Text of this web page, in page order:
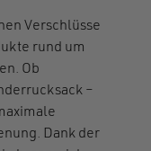
Verschlüsse
rund um
Ob
–
Dank der